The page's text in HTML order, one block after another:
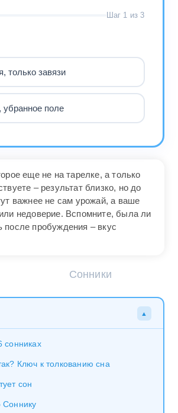
Шаг 1 из 3
только завязи
убранное поле
еще не на тарелке, а только
– результат близко, но до
важнее не сам урожай, а ваше
недоверие. Вспомните, была ли
пробуждения – вкус
Сонники
▲
сонниках
Ключ к толкованию сна
сон
Соннику